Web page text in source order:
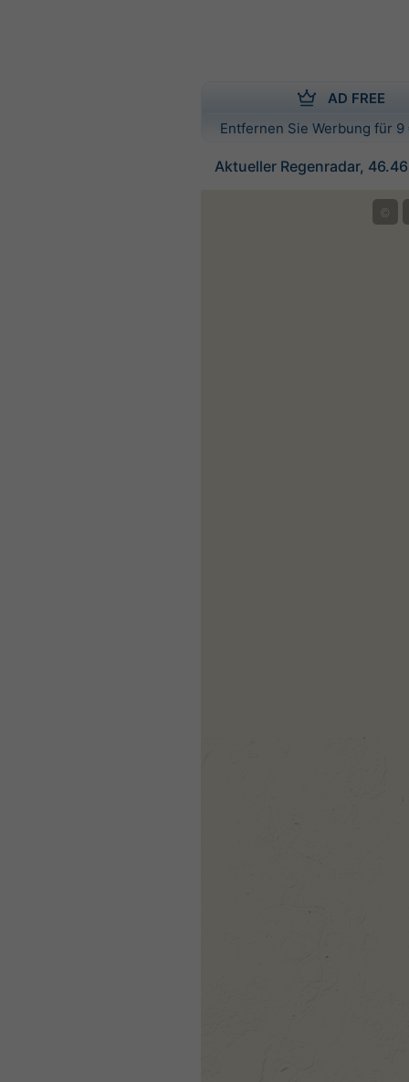
AD FREE
Entfernen Sie Werbung für
Aktueller Regenradar,
©